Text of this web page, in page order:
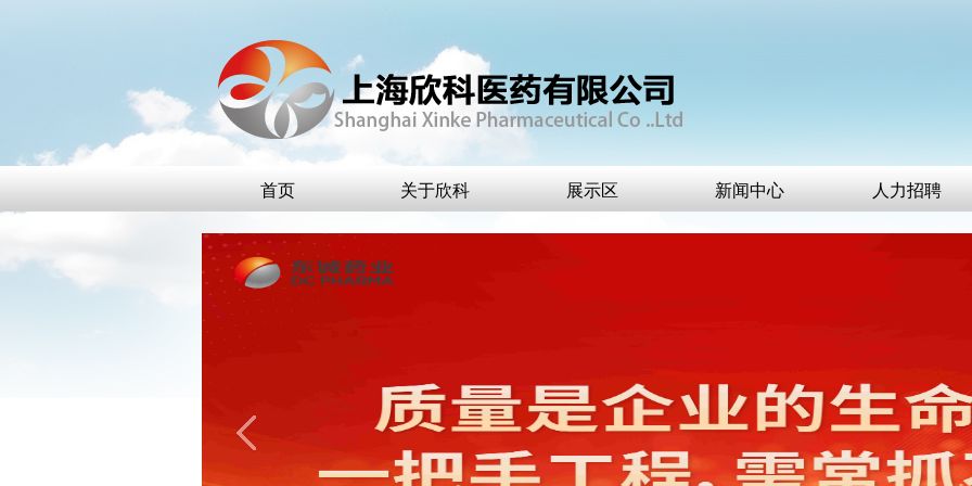
首页 关于欣科 展示区 新闻中心 人力招聘